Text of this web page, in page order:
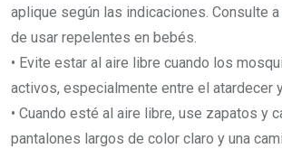
aplique según las indicaciones. Consulte
de usar repelentes en bebés.
• Evite estar al aire libre cuando los
activos, especialmente entre el atardecer
• Cuando esté al aire libre, use zapatos y
pantalones largos de color claro y una